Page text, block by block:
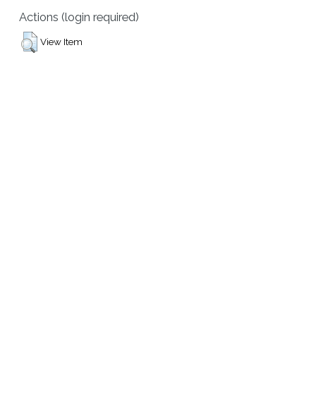
Actions (login required)
View Item